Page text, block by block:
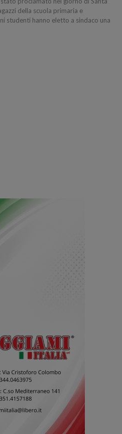
della scuola primaria e
studenti hanno eletto a sindaco una